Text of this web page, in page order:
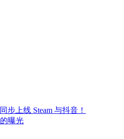
步上线 Steam 与抖音！
曝光